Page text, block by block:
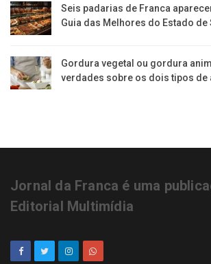
Seis padarias de Franca
Guia das Melhores do Estado de
Gordura vegetal ou gordura
verdades sobre os dois tipos de
Jornal da Franca é uma
Editorial Multimídia